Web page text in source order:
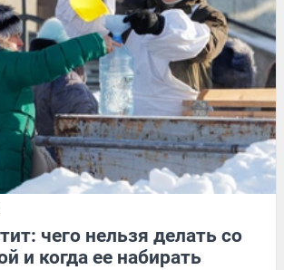
чего нельзя делать со
и когда ее набирать